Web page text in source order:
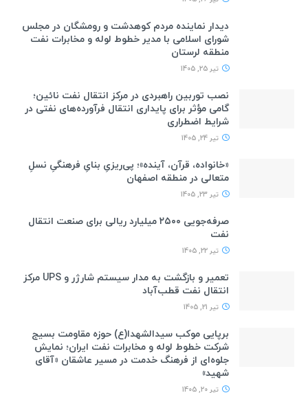
دیدار نماینده مردم کوهدشت و رومشگان در مجلس
شورای اسلامی با مدیر خطوط لوله و مخابرات نفت
منطقه لرستان
تیر 25, 1405
نصب توربین راهبردی در مرکز انتقال نفت نائین؛
گامی مؤثر برای پایداری انتقال فرآورده‌های نفتی در
شرایط اضطراری
تیر 24, 1405
«خانواده، قرآن، آینده»؛ پی‌ریزیِ بنایِ فرهنگیِ نسلِ
متعالی در منطقه اصفهان
تیر 23, 1405
صرفه‌جویی ۲۵۰۰ میلیارد ریالی برای صنعت انتقال
نفت
تیر 22, 1405
تعمیر و بازگشت به مدار سیستم شارژر و UPS مرکز
انتقال نفت قطب‌آباد
تیر 21, 1405
برپایی موکب سیدالشهدا(ع) حوزه مقاومت بسیج
شرکت خطوط لوله و مخابرات نفت ایران؛ نمایش
جلوه‌ای از فرهنگ خدمت در مسیر عاشقان «آقای
شهید»
تیر 20, 1405